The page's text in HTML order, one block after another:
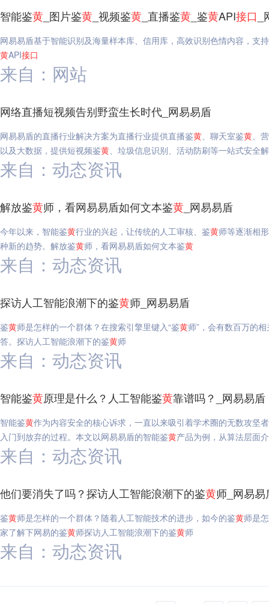
智能鉴黄 _图片鉴黄 _视频鉴黄 _直播鉴黄 _鉴黄API接口
网易易盾基于智能识别及海量样本库、信用库，高效识别色情内容，支
黄API接口
来自：网站
网络直播短视频告别野蛮生长时代_网易易盾
网易易盾的直播行业解决方案为直播行业提供直播鉴黄、聊天室鉴黄、
以及大数据，提供短视频鉴黄、垃圾信息识别、活动防刷等一站式安全
来自：动态资讯
解放鉴黄师，看网易易盾如何文本鉴黄 _网易易盾
今年以来，智能鉴黄行业的兴起，让传统的人工审核、鉴黄师等逐渐相
种新的趋势。解放鉴黄师，看网易易盾如何文本鉴黄
来自：动态资讯
探访人工智能浪潮下的鉴黄师_网易易盾
鉴黄师是怎样的一个群体？在搜索引擎里键入“鉴黄师”，会有数百万的
答。探访人工智能浪潮下的鉴黄师
来自：动态资讯
智能鉴黄原理是什么？人工智能鉴黄靠谱吗？_网易易盾
智能鉴黄作为内容安全的核心诉求，一直以来吸引着学术圈的无数攻坚
入门到放弃的过程。本文以网易易盾的智能鉴黄产品为例，从算法层面
来自：动态资讯
他们要消失了吗？探访人工智能浪潮下的鉴黄师_网易易
鉴黄师是怎样的一个群体？随着人工智能技术的进步，如今的鉴黄师是
家了解下网易的鉴黄师探访人工智能浪潮下的鉴黄师
来自：动态资讯